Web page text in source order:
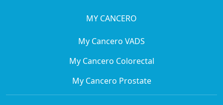
MY CANCERO
My Cancero VADS
My Cancero Colorectal
My Cancero Prostate